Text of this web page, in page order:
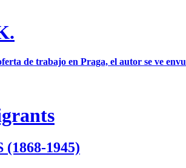
de trabajo en Praga, el autor se ve
(1868-1945)